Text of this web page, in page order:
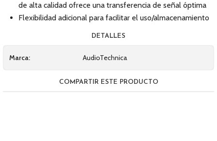
de alta calidad ofrece una transferencia de señal óptima
Flexibilidad adicional para facilitar el uso/almacenamiento
DETALLES
Marca: AudioTechnica
COMPARTIR ESTE PRODUCTO